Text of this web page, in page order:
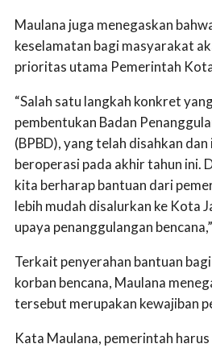
Maulana juga menegaskan
keselamatan bagi masyarakat
prioritas utama Pemerintah
“Salah satu langkah konkret
pembentukan Badan
(BPBD), yang telah disahkan
beroperasi pada akhir tahun ini.
kita berharap bantuan dari
lebih mudah disalurkan ke Kota
upaya penanggulangan
Terkait penyerahan bantuan
korban bencana, Maulana
tersebut merupakan kewajiban
Kata Maulana, pemerintah